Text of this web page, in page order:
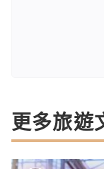
更多旅遊